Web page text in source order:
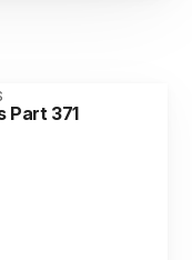
Part 371